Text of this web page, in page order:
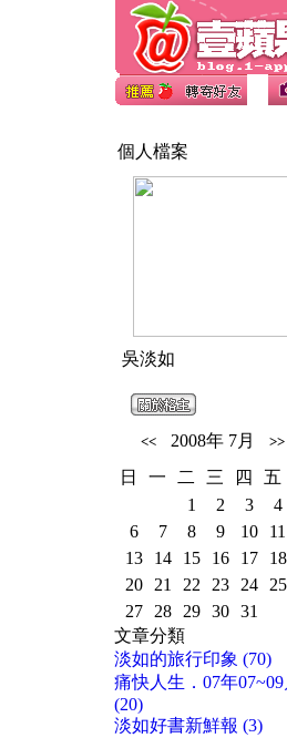
個人檔案
吳淡如
<< 2008年 7月 >>
日 一 二 三 四 五
1
2 3 4
6
7 8 9 10 11
13
14 15 16 17 18
20
21 22 23 24 25
27
28 29 30
31
文章分類
淡如的旅行印象 (70)
痛快人生．07年07~09
(20)
淡如好書新鮮報 (3)